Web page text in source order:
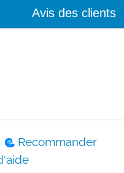
Avis des clients
Recommander